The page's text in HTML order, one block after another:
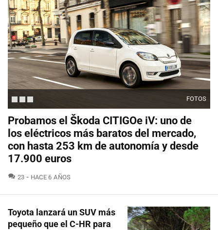
FOTOS
Probamos el Škoda CITIGOe iV: uno de
los eléctricos más baratos del mercado,
con hasta 253 km de autonomía y desde
17.900 euros
23 COMENTARIOS
HACE 6 AÑOS
Toyota lanzará un SUV más
pequeño que el C-HR para